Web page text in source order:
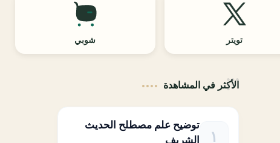
تويتر شوبي
الأكثر في المشاهدة
توضيح علم مصطلح الحديث
الشريف